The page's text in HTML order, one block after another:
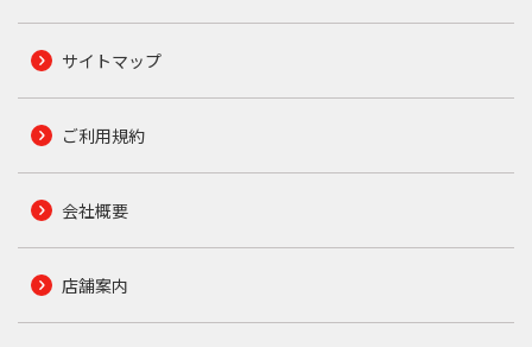
サイトマップ
ご利用規約
会社概要
店舗案内